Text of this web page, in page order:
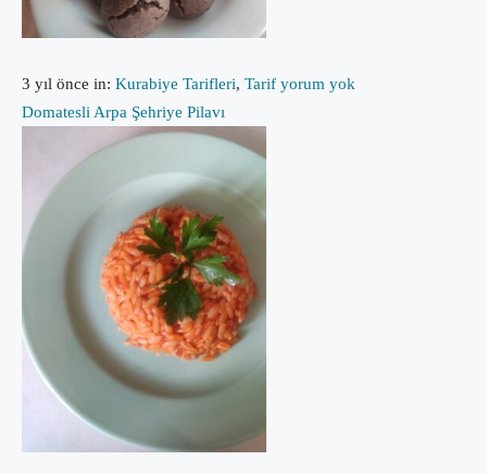
3 yıl önce in: Kurabiye Tarifleri, Tarif yorum yok
Domatesli Arpa Şehriye Pilavı